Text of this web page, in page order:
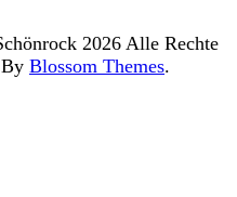
2026 Alle Rechte
Blossom Themes.